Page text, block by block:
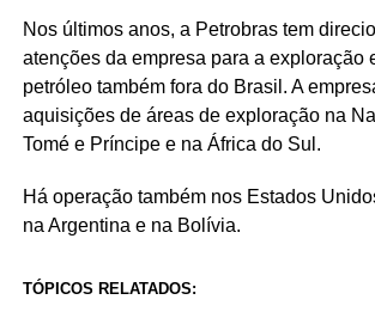
Nos últimos anos, a Petrobras tem
atenções da empresa para a exploração
petróleo também fora do Brasil. A
aquisições de áreas de exploração na
Tomé e Príncipe e na África do Sul.
Há operação também nos Estados
na Argentina e na Bolívia.
TÓPICOS RELATADOS: